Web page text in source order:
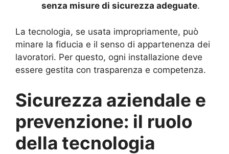
senza misure di sicurezza adeguate.
La tecnologia, se usata impropriamente, può
minare la fiducia e il senso di appartenenza dei
lavoratori. Per questo, ogni installazione deve
essere gestita con trasparenza e competenza.
Sicurezza aziendale e
prevenzione: il ruolo
della tecnologia